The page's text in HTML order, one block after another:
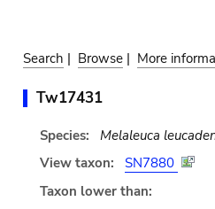
Search | Browse | More
Tw17431
Species: Melaleuca
View taxon:
SN7880
Taxon lower than: